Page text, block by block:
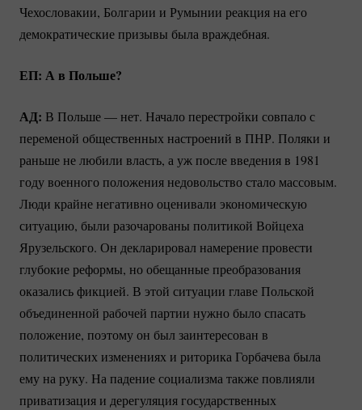
Чехословакии, Болгарии и Румынии реакция на его
демократические призывы была враждебная.
ЕП: А в Польше?
АД: В Польше — нет. Начало перестройки совпало с
переменой общественных настроений в ПНР. Поляки и
раньше не любили власть, а уж после введения в 1981
году военного положения недовольство стало массовым.
Люди крайне негативно оценивали экономическую
ситуацию, были разочарованы политикой Войцеха
Ярузельского. Он декларировал намерение провести
глубокие реформы, но обещанные преобразования
оказались фикцией. В этой ситуации главе Польской
объединенной рабочей партии нужно было спасать
положение, поэтому он был заинтересован в
политических изменениях и риторика Горбачева была
ему на руку. На падение социализма также повлияли
приватизация и дерегуляция государственных